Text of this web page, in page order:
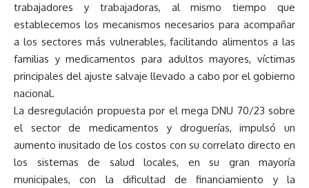
trabajadores y trabajadoras, al mismo tiempo que
establecemos los mecanismos necesarios para acompañar
a los sectores más vulnerables, facilitando alimentos a las
familias y medicamentos para adultos mayores, víctimas
principales del ajuste salvaje llevado a cabo por el gobierno
nacional.
La desregulación propuesta por el mega DNU 70/23 sobre
el sector de medicamentos y droguerías, impulsó un
aumento inusitado de los costos con su correlato directo en
los sistemas de salud locales, en su gran mayoría
municipales, con la dificultad de financiamiento y la